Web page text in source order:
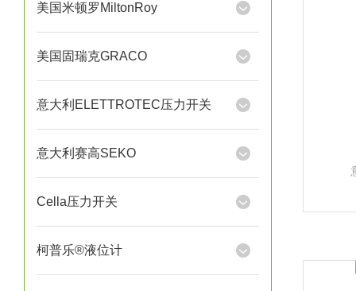
美国米顿罗MiltonRoy
美国固瑞克GRACO
意大利ELETTROTEC压力开关
意大利赛高SEKO
Cella压力开关
柯普乐®液位计